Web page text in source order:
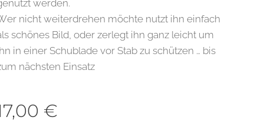
werden.
nicht weiterdrehen möchte nutzt ihn einfach
schönes Bild, oder zerlegt ihn ganz leicht um
in einer Schublade vor Stab zu schützen … bis
nächsten Einsatz
€